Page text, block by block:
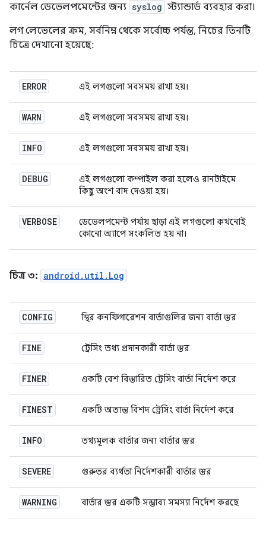
কার্নেল ডেভেলপমেন্টের জন্য syslog স্ট্যান্ডার্ড ব্যবহার করা।
লগ লেভেলের ক্রম, সর্বনিম্ন থেকে সর্বোচ্চ পর্যন্ত, নিচের তিনটি
চিত্রে দেখানো হয়েছে:
ERROR এই লগগুলো সবসময় রাখা হয়।
WARN এই লগগুলো সবসময় রাখা হয়।
INFO এই লগগুলো সবসময় রাখা হয়।
DEBUG
এই লগগুলো কম্পাইল করা হলেও রানটাইমে
কিছু অংশ বাদ দেওয়া হয়।
VERBOSE
ডেভেলপমেন্ট পর্যায় ছাড়া এই লগগুলো কখনোই
কোনো অ্যাপে সংকলিত হয় না।
চিত্র ৩: android.util.Log
CONFIG স্থির কনফিগারেশন বার্তাগুলির জন্য বার্তা স্তর
FINE ট্রেসিং তথ্য প্রদানকারী বার্তা স্তর
FINER একটি বেশ বিস্তারিত ট্রেসিং বার্তা নির্দেশ করে
FINEST একটি অত্যন্ত বিশদ ট্রেসিং বার্তা নির্দেশ করে
INFO তথ্যমূলক বার্তার জন্য বার্তার স্তর
SEVERE গুরুতর ব্যর্থতা নির্দেশকারী বার্তার স্তর
WARNING বার্তার স্তর একটি সম্ভাব্য সমস্যা নির্দেশ করছে